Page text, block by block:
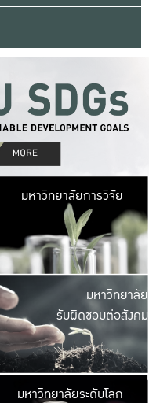
มหาวิ
มีพื้นที่เขียวสดใส
เป็นป่าในเมือง เกษต
มหาวิทยาลัยการวิจัย
มหาวิ
ค
เปิดประ
และพบเรื่องราวใ
มหาวิทยาลัย
รับผิดชอบต่อสังคม
มหาวิ
มหาวิทยาลัยระดับโลก